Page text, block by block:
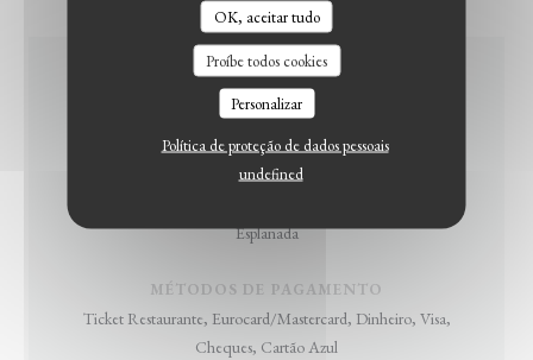
OK, aceitar tudo
Proíbe todos cookies
Personalizar
Política de proteção de dados pessoais
undefined
INFORMAÇÕES GERAIS
SERVIÇOS
Esplanada
MÉTODOS DE PAGAMENTO
Ticket Restaurante, Eurocard/Mastercard, Dinheiro, Visa,
Cheques, Cartão Azul